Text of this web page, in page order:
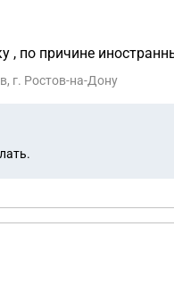
, по причине
г. Ростов-на-Дону